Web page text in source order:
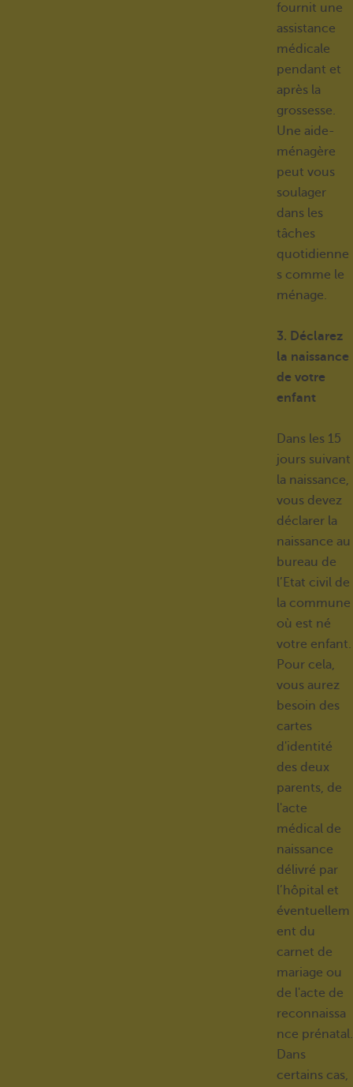
fournit une
assistance
médicale
pendant et
après la
grossesse.
Une aide-
ménagère
peut vous
soulager
dans les
tâches
quotidienne
s comme le
ménage.
3. Déclarez
la naissance
de votre
enfant
Dans les 15
jours suivant
la naissance,
vous devez
déclarer la
naissance au
bureau de
l’Etat civil de
la commune
où est né
votre enfant.
Pour cela,
vous aurez
besoin des
cartes
d'identité
des deux
parents, de
l'acte
médical de
naissance
délivré par
l’hôpital et
éventuellem
ent du
carnet de
mariage ou
de l'acte de
reconnaissa
nce prénatal.
Dans
certains cas,